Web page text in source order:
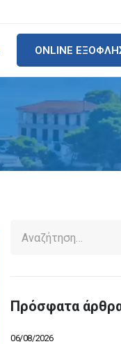
ONLINE
Πρόσφατα
06/08/2026